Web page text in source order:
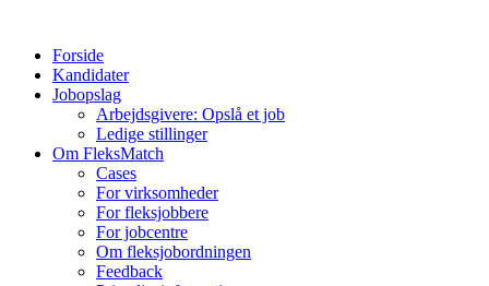
Forside
Kandidater
Jobopslag
Arbejdsgivere: Opslå et job
Ledige stillinger
Om FleksMatch
Cases
For virksomheder
For fleksjobbere
For jobcentre
Om fleksjobordningen
Feedback